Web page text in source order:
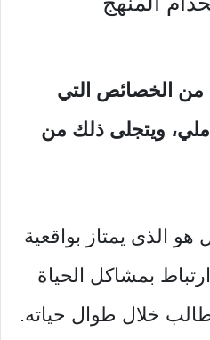
من الخصائص التي
ويتجلى ذلك من
هو الذى يمتاز بواقعية
بمشاكل الحياة
خلال طوال حياته.